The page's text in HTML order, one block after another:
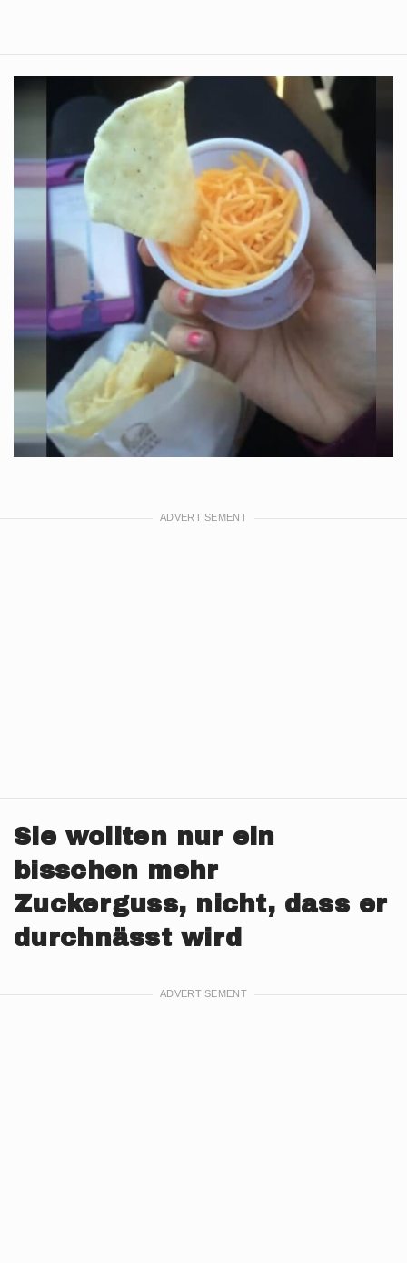
Sie wollten nur ein
bisschen mehr
Zuckerguss, nicht, dass er
durchnässt wird